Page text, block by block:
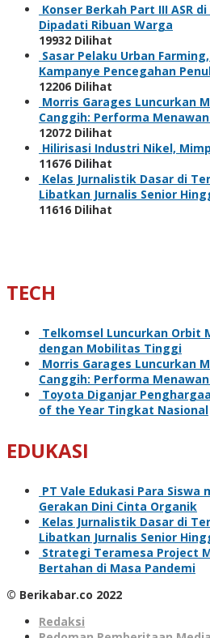
Konser Berkah Part III ASR
Dipadati Ribuan Warga
19932 Dilihat
Sasar Pelaku Urban Farming,
Kampanye Pencegahan
12206 Dilihat
Morris Garages Luncurkan
Canggih: Performa
12072 Dilihat
Hilirisasi Industri Nikel,
11676 Dilihat
Kelas Jurnalistik Dasar di
Libatkan Jurnalis Senior
11616 Dilihat
TECH
Telkomsel Luncurkan Orbit
dengan Mobilitas Tinggi
Morris Garages Luncurkan
Canggih: Performa
Toyota Diganjar
of the Year Tingkat Nasional
EDUKASI
PT Vale Edukasi Para Siswa
Gerakan Dini Cinta Organik
Kelas Jurnalistik Dasar di
Libatkan Jurnalis Senior
Strategi Teramesa Project
Bertahan di Masa Pandemi
© Berikabar.co 2022
Redaksi